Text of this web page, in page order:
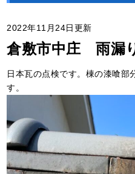
2022年11月24日更新
倉敷市中庄 雨漏
日本瓦の点検です。棟の漆喰部
す。